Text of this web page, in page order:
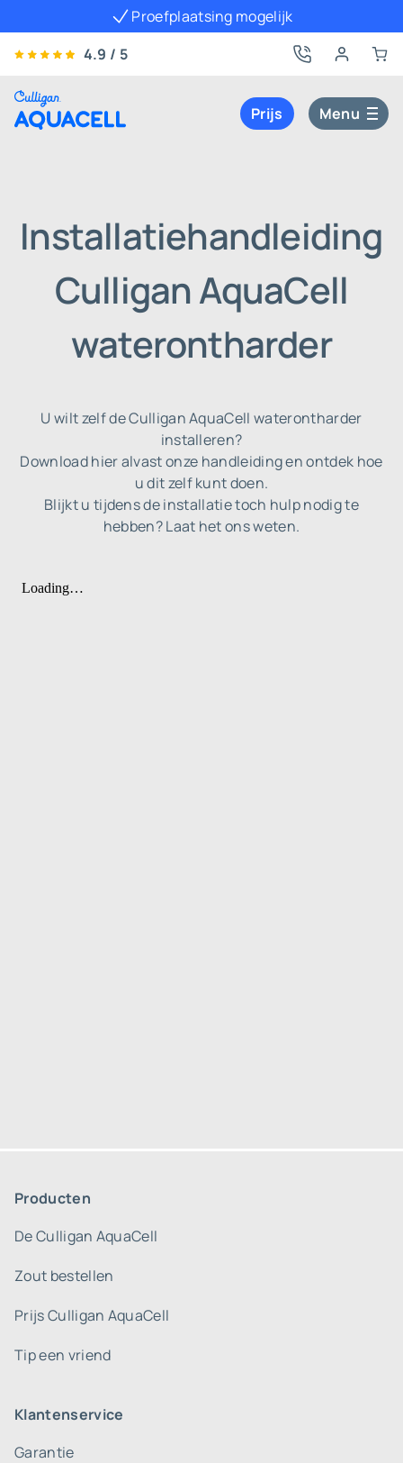
Proefplaatsing mogelijk
4.9 / 5
Prijs Menu
Installatiehandleiding
Culligan AquaCell
waterontharder
U wilt zelf de Culligan AquaCell waterontharder
installeren?
Download hier alvast onze handleiding en ontdek hoe
u dit zelf kunt doen.
Blijkt u tijdens de installatie toch hulp nodig te
hebben? Laat het ons weten.
Producten
De Culligan AquaCell
Zout bestellen
Prijs Culligan AquaCell
Tip een vriend
Klantenservice
Garantie